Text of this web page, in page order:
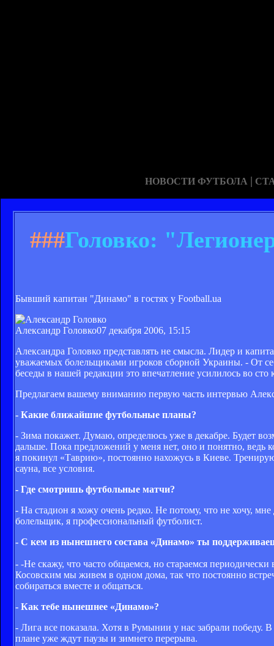
НОВОСТИ ФУТБОЛА |
###Головко:
Бывший капитан "Динамо" в гостях у Football.ua
Александр Головко07 декабря 2006, 15:15
Александра Головко представлять не смысла. Лидер и
уважаемых болельщиками игроков сборной Украины. - От
беседы в нашей редакции это впечатление усилилось во сто
Предлагаем вашему вниманию первую часть интервью
- Какие ближайшие футбольные планы?
- Зима покажет. Думаю, определюсь уже в декабре. Будет
дальше. Пока предложений у меня нет, оно и понятно,
я покинул «Таврию», постоянно нахожусь в Киеве.
сауна, все условия.
- Где смотришь футбольные матчи?
- На стадион я хожу очень редко. Не потому, что не хочу,
болельщик, я профессиональный футболист.
- С кем из нынешнего состава «Динамо» ты
- -Не скажу, что часто общаемся, но стараемся
Косовским мы живем в одном дома, так что постоянно
собираться вместе и общаться.
- Как тебе нынешнее «Динамо»?
- Лига все показала. Хотя в Румынии у нас забрали победу.
плане уже ждут паузы и зимнего перерыва.